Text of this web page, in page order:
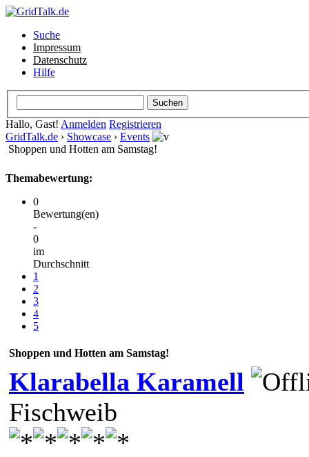
Suche
Impressum
Datenschutz
Hilfe
Hallo, Gast! Anmelden Registrieren
GridTalk.de › Showcase › Events
Shoppen und Hotten am Samstag!
Themabewertung:
0
Bewertung(en)
-
0
im
Durchschnitt
1
2
3
4
5
Shoppen und Hotten am Samstag!
Klarabella Karamell
Fischweib